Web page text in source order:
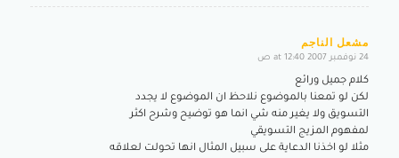
مشعل الناجم
says:
24 نوفمبر 2007 at 12:40 ص
كلام جميل ورائع
لكن لو تمعنا بالموضوع نلاحظ ان الموضوع لا يجدد
التسويق ولا يغير منه شي انما هو توضيح وشرح اكثر
لمفهوم المزيج التسويقي
مثلا لو اخذنا الدعاية على سبيل المثال انها تحولت لعلاقه